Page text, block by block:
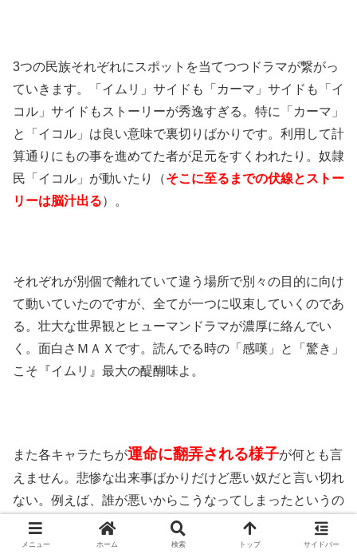
3つの民族それぞれにスポットを当てつつドラマが繋がっ
ていきます。「イムリ」サイドも「カーマ」サイドも「イ
コル」サイドもストーリーが秀逸すぎる。特に「カーマ」
と「イコル」は良い意味で裏切りばかりです。利用して計
算通りにもの事を進めてた者が足元をすくわれたり。奴隷
民「イコル」が動いたり（そこに至るまでの伏線とストー
リーは脳汁出る）。
それぞれが別個で離れていて違う場所で別々の目的に向け
て動いていたのですが、全てが一つに収束していくのであ
る。壮大な世界観とヒューマンドラマが濃厚に絡んでい
く。面白さＭＡＸです。読んでる時の「感嘆」と「驚き」
こそ『イムリ』最大の醍醐味よ。
また各キャラたちが運命に翻弄される様子が何とも言
えません。悲惨な出来事ばかりだけど悪い奴だと言い切れ
ない。例えば、誰が悪いからこうなってしまったというの
は描かれますけど、
そいつだけを悪人と断罪できないだけ
のバックボーンがあるのです。○○が悪い…でも原因は
メニュー ホーム 検索 トップ サイドバー